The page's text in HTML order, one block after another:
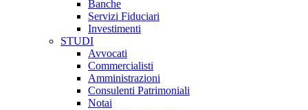
Banche
Servizi Fiduciari
Investimenti
STUDI
Avvocati
Commercialisti
Amministrazioni
Consulenti Patrimoniali
Notai